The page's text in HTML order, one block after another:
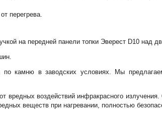
перегрева.
на передней панели топки Эверест D10 над
камню в заводских условиях. Мы
воздействий инфракрасного излучения.
веществ при нагревании, полностью